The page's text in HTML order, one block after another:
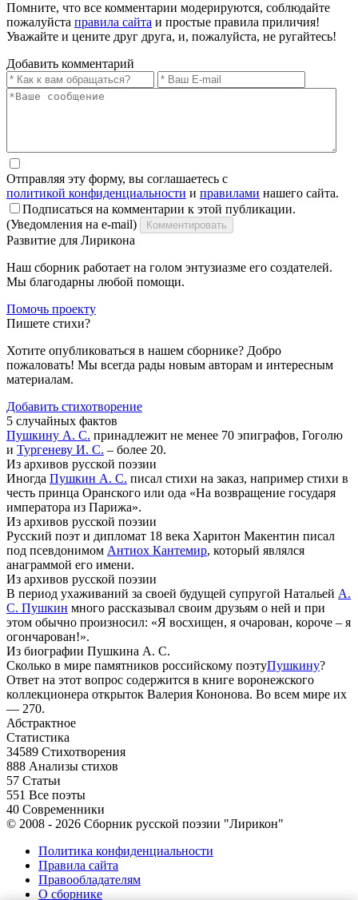
Помните, что все комментарии модерируются, соблюдайте
пожалуйста правила сайта и простые правила приличия!
Уважайте и цените друг друга, и, пожалуйста, не ругайтесь!
Добавить комментарий
Отправляя эту форму, вы соглашаетесь с
политикой конфиденциальности и правилами нашего сайта.
Подписаться на комментарии к этой публикации.
(Уведомления на e-mail)
Комментировать
Развитие для Лирикона
Наш сборник работает на голом энтузиазме его создателей.
Мы благодарны любой помощи.
Помочь проекту
Пишете стихи?
Хотите опубликоваться в нашем сборнике? Добро
пожаловать! Мы всегда рады новым авторам и интересным
материалам.
Добавить стихотворение
5 случайных фактов
Пушкину А. С. принадлежит не менее 70 эпиграфов, Гоголю
и Тургеневу И. С. – более 20.
Из архивов русской поэзии
Иногда Пушкин А. С. писал стихи на заказ, например стихи в
честь принца Оранского или ода «На возвращение государя
императора из Парижа».
Из архивов русской поэзии
Русский поэт и дипломат 18 века Харитон Макентин писал
под псевдонимом Антиох Кантемир, который являлся
анаграммой его имени.
Из архивов русской поэзии
В период ухаживаний за своей будущей супругой Натальей А.
С. Пушкин много рассказывал своим друзьям о ней и при
этом обычно произносил: «Я восхищен, я очарован, короче – я
огончарован!».
Из биографии Пушкина А. С.
Сколько в мире памятников российскому поэтуПушкину?
Ответ на этот вопрос содержится в книге воронежского
коллекционера открыток Валерия Кононова. Во всем мире их
— 270.
Абстрактное
Статистика
34589 Стихотворения
888 Анализы стихов
57 Статьи
551 Все поэты
40 Современники
© 2008 - 2026 Сборник русской поэзии "Лирикон"
Политика конфиденциальности
Правила сайта
Правообладателям
О сборнике